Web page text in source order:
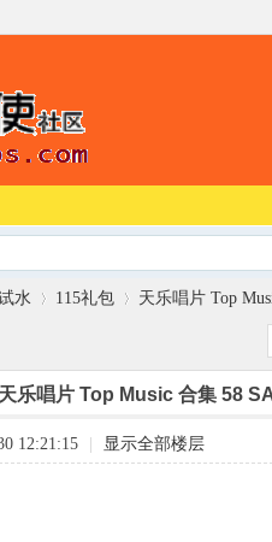
水
›
115礼包 天乐唱片 Top
天乐唱片 Top Music 合集 58
12:21:15 显示全部楼层